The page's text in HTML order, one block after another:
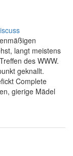
langt meistens
des WWW.
geknallt.
Complete
gierige Mädel